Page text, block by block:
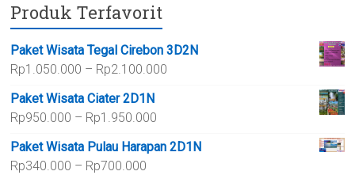
Produk Terfavorit
Paket Wisata Tegal Cirebon 3D2N
Rp1.050.000 – Rp2.100.000
Rp2.100.000
Paket Wisata Ciater 2D1N
Rp950.000 – Rp1.950.000
Rp950.000
Paket Wisata Pulau Harapan 2D1N
Rp340.000 – Rp700.000